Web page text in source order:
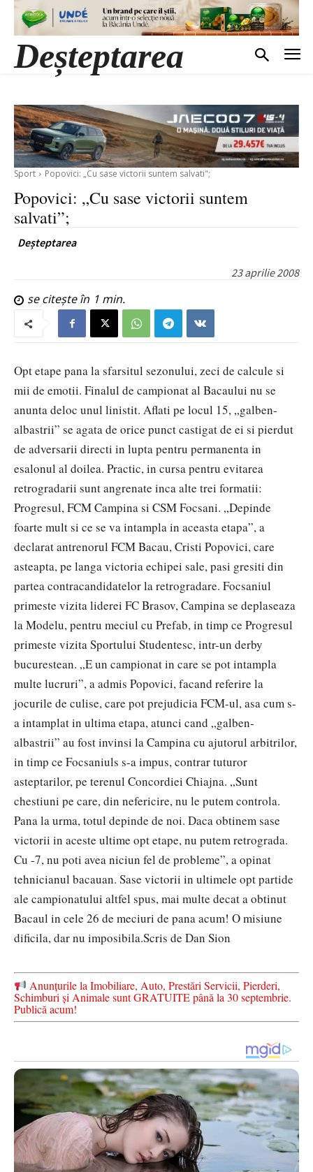
Deșteptarea
Sport Popovici: „Cu sase victorii suntem salvati";
Popovici: „Cu sase victorii suntem
salvati”;
Deșteptarea
23 aprilie 2008
se citește în 1 min.
Opt etape pana la sfarsitul sezonului, zeci de calcule si
mii de emotii. Finalul de campionat al Bacaului nu se
anunta deloc unul linistit. Aflati pe locul 15, „galben-
albastrii” se agata de orice punct castigat de ei si pierdut
de adversarii directi in lupta pentru permanenta in
esalonul al doilea. Practic, in cursa pentru evitarea
retrogradarii sunt angrenate inca alte trei formatii:
Progresul, FCM Campina si CSM Focsani. „Depinde
foarte mult si ce se va intampla in aceasta etapa”, a
declarat antrenorul FCM Bacau, Cristi Popovici, care
asteapta, pe langa victoria echipei sale, pasi gresiti din
partea contracandidatelor la retrogradare. Focsaniul
primeste vizita liderei FC Brasov, Campina se deplaseaza
la Modelu, pentru meciul cu Prefab, in timp ce Progresul
primeste vizita Sportului Studentesc, intr-un derby
bucurestean. „E un campionat in care se pot intampla
multe lucruri”, a admis Popovici, facand referire la
jocurile de culise, care pot prejudicia FCM-ul, asa cum s-
a intamplat in ultima etapa, atunci cand „galben-
albastrii” au fost invinsi la Campina cu ajutorul arbitrilor,
in timp ce Focsaniuls s-a impus, contrar tuturor
asteptarilor, pe terenul Concordiei Chiajna. „Sunt
chestiuni pe care, din nefericire, nu le putem controla.
Pana la urma, totul depinde de noi. Daca obtinem sase
victorii in aceste ultime opt etape, nu putem retrograda.
Cu -7, nu poti avea niciun fel de probleme”, a opinat
tehnicianul bacauan. Sase victorii in ultimele opt partide
ale campionatului altfel spus, mai multe decat a obtinut
Bacaul in cele 26 de meciuri de pana acum! O misiune
dificila, dar nu imposibila.Scris de Dan Sion
Anunțurile la Imobiliare, Auto, Prestări Servicii, Pierderi,
Schimburi și Animale sunt GRATUITE până la 30 septembrie.
Publică acum!